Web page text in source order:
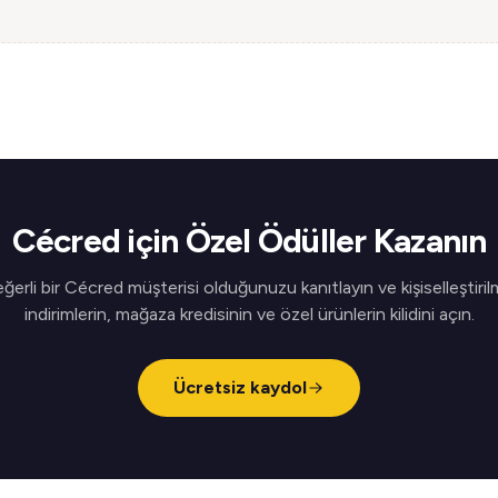
Cécred için Özel Ödüller Kazanın
bir Cécred müşterisi olduğunuzu kanıtlayın ve
indirimlerin, mağaza kredisinin ve özel ürünlerin kilidini açın.
Ücretsiz kaydol